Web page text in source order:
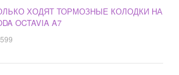
ХОДЯТ ТОРМОЗНЫЕ КОЛОДКИ НА
OCTAVIA A7